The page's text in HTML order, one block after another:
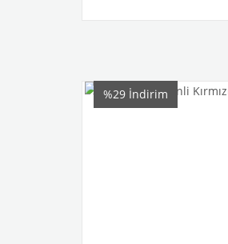
%29 İndirim